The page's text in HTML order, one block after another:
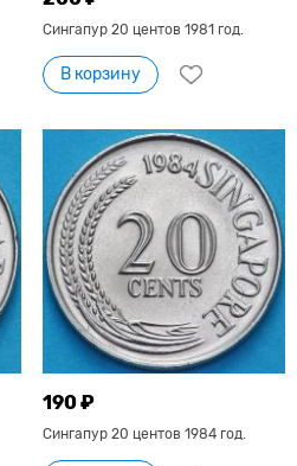
Сингапур 20 центов 1981 год.
В корзину
190 ₽
Сингапур 20 центов 1984 год.